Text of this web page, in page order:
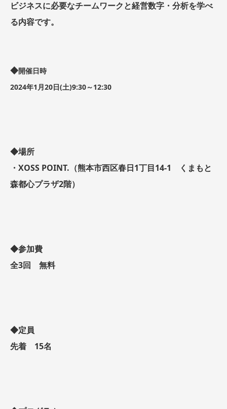
ビジネスに必要なチームワークと経営数字・分析を学べ
る内容です。
◆開催日時
2024年1月20日(土)9:30～12:30
◆場所
・XOSS POINT.（熊本市西区春日1丁目14-1 くまもと
森都心プラザ2階）
◆参加費
全3回 無料
◆定員
先着 15名